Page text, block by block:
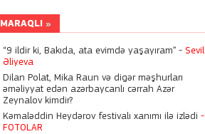
edən azərbaycanlı cərrah
Azər Zeynalov kimdir?
21:46
Hüseyn Həsənov 6 il
MARAQLI
“9 ildir ki, Bakıda, ata evimdə yaşayıram” - Sevil
Əliyeva
Dilan Polat, Mika Raun və digər məşhurları
əməliyyat edən azərbaycanlı cərrah Azər
Zeynalov kimdir?
Kəmaləddin Heydərov festivalı xanımı ilə izlədi -
FOTOLAR